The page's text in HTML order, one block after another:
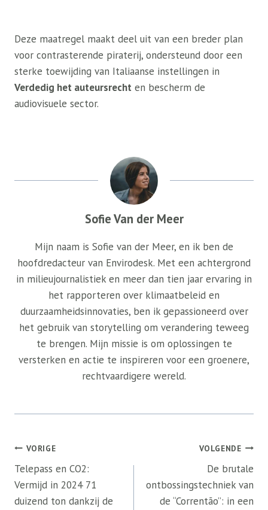
Deze maatregel maakt deel uit van een breder plan
voor contrasterende piraterij, ondersteund door een
sterke toewijding van Italiaanse instellingen in
Verdedig het auteursrecht en bescherm de
audiovisuele sector.
Sofie Van der Meer
Mijn naam is Sofie van der Meer, en ik ben de
hoofdredacteur van Envirodesk. Met een achtergrond
in milieujournalistiek en meer dan tien jaar ervaring in
het rapporteren over klimaatbeleid en
duurzaamheidsinnovaties, ben ik gepassioneerd over
het gebruik van storytelling om verandering teweeg
te brengen. Mijn missie is om oplossingen te
versterken en actie te inspireren voor een groenere,
rechtvaardigere wereld.
Bericht
navigatie
VORIGE
Telepass en CO2:
Vermijd in 2024 71
duizend ton dankzij de
VOLGENDE
De brutale
ontbossingstechniek van
de “Correntão”: in een